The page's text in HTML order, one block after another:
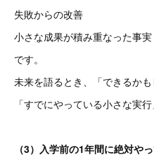
失敗からの改善
小さな成果が積み重なった事実
です。
未来を語るとき、「できるかも
「すでにやっている小さな実
（3）入学前の1年間に絶対や